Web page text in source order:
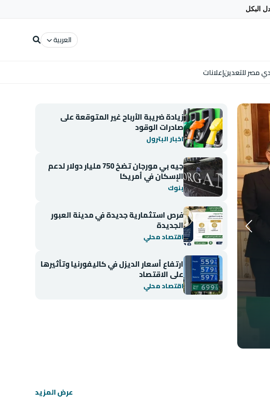
البكل
العربية
مصر للتعدينإعلانات
اقتصاد محلي
زيادة ضريبة الأرباح غير المتوقعة على
صادرات الوقود
اخبار البترول
جيه بي مورجان تضخ 750 مليار دولار لدعم
الإسكان في أمريكا
بنوك
فرص استثمارية جديدة في مدينة العبور
الجديدة
اقتصاد محلي
ارتفاع أسعار الديزل في كاليفورنيا وتأثيرها
على الاقتصاد
اقتصاد محلي
عرض المزيد